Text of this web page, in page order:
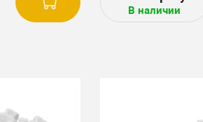
В наличии